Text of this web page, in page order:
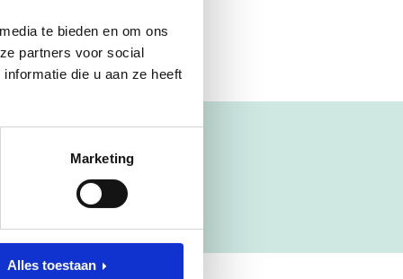
te bieden en om ons
partners voor social
die u aan ze heeft
Marketing
Alles toestaan